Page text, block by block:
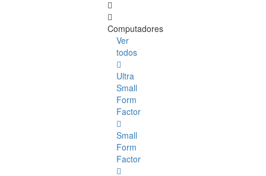
Computadores
Ver
todos
Ultra
Small
Form
Factor
Small
Form
Factor